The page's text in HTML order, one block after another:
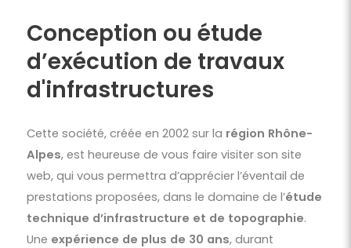
Conception ou étude
d’exécution de travaux
d'infrastructures
Cette société, créée en 2002 sur la région Rhône-
Alpes, est heureuse de vous faire visiter son site
web, qui vous permettra d’apprécier l’éventail de
prestations proposées, dans le domaine de l’étude
technique d’infrastructure et de topographie.
Une expérience de plus de 30 ans, durant